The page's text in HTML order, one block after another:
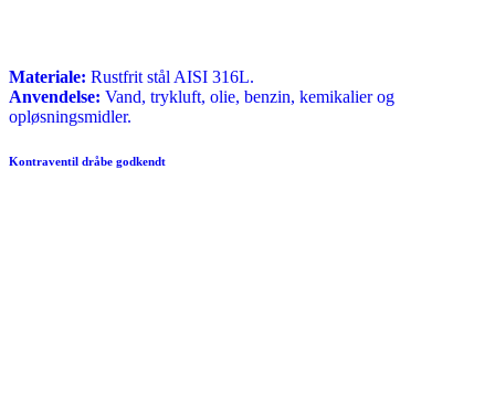
Materiale: Rustfrit stål AISI 316L.
Anvendelse: Vand, trykluft, olie, benzin, kemikalier og
opløsningsmidler.
Kontraventil dråbe godkendt